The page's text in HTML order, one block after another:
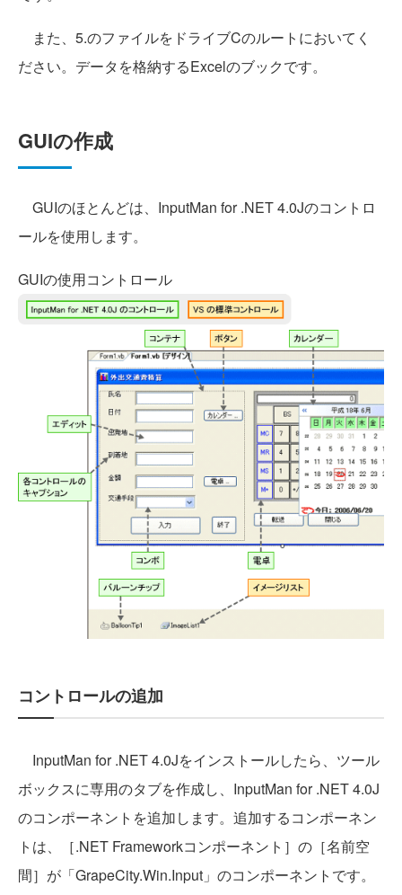
また、5.のファイルをドライブCのルートにおいてく
ださい。データを格納するExcelのブックです。
GUIの作成
GUIのほとんどは、InputMan for .NET 4.0Jのコントロ
ールを使用します。
GUIの使用コントロール
コントロールの追加
InputMan for .NET 4.0Jをインストールしたら、ツール
ボックスに専用のタブを作成し、InputMan for .NET 4.0J
のコンポーネントを追加します。追加するコンポーネン
トは、［.NET Frameworkコンポーネント］の［名前空
間］が「GrapeCity.Win.Input」のコンポーネントです。